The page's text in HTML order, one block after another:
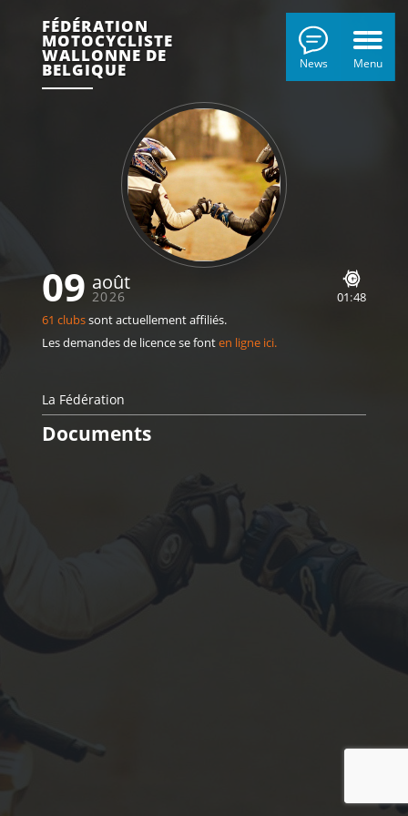
Menu
News
FÉDÉRATION
MOTOCYCLISTE
WALLONNE DE
BELGIQUE
09 août
2026 01 48
61 clubssont actuellement affiliés.
Les demandes de licence se fonten ligne ici.
La Fédération
Documents